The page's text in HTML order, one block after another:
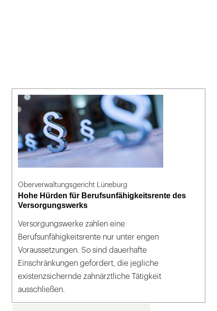
Oberverwaltungsgericht Lüneburg
Hohe Hürden für Berufsunfähigkeitsrente des
Versorgungswerks
Versorgungswerke zahlen eine
Berufsunfähigkeitsrente nur unter engen
Voraussetzungen. So sind dauerhafte
Einschränkungen gefordert, die jegliche
existenzsichernde zahnärztliche Tätigkeit
ausschließen.